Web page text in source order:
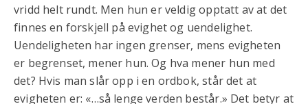
vridd helt rundt. Men hun er veldig opptatt av at det
finnes en forskjell på evighet og uendelighet.
Uendeligheten har ingen grenser, mens evigheten
er begrenset, mener hun. Og hva mener hun med
det? Hvis man slår opp i en ordbok, står det at
evigheten er: «…så lenge verden består.» Det betyr at